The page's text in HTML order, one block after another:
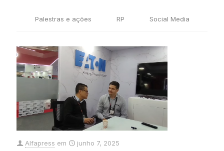
Palestras e ações RP Social Media
Alfapress em junho 7, 2025